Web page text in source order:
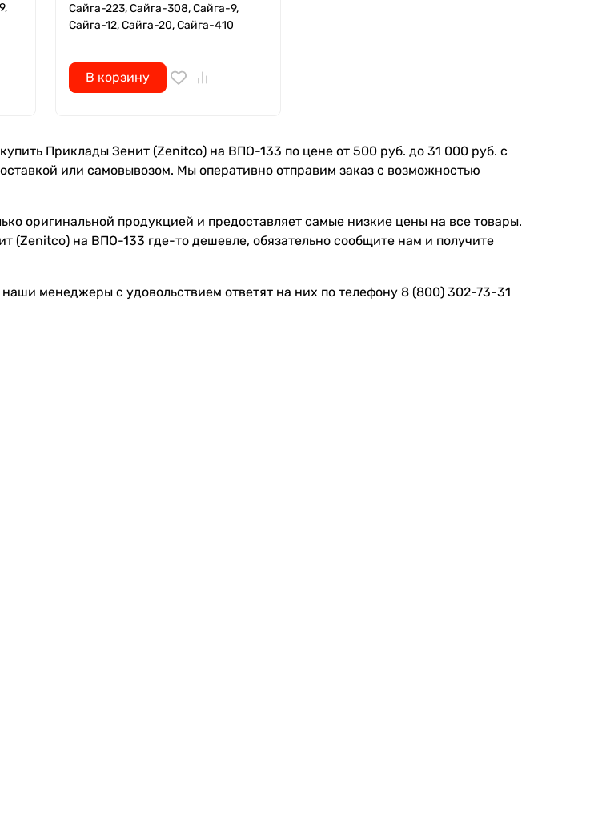
Сайга-223, Сайга-308, Сайга-9,
Сайга-12, Сайга-20, Сайга-410
В корзину
Приклады Зенит (Zenitco) на ВПО-133 по цене от 500 руб. до 31 000 руб. с
или самовывозом. Мы оперативно отправим заказ с возможностью
оригинальной продукцией и предоставляет самые низкие цены на все товары.
(Zenitco) на ВПО-133 где-то дешевле, обязательно сообщите нам и получите
менеджеры с удовольствием ответят на них по телефону 8 (800) 302-73-31